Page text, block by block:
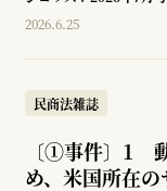
2026.6.25
民商法雑誌
〔①事件〕1
め、米国所在